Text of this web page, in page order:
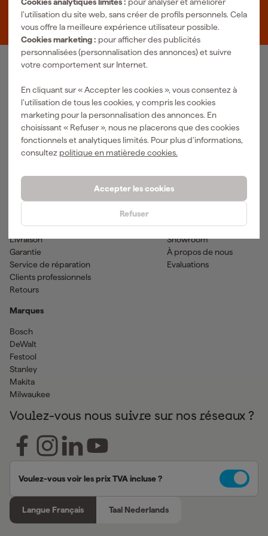
l’utilisation du site web, sans créer de profils personnels. Cela
vous offre la meilleure expérience utilisateur possible.
Cookies marketing : pour afficher des publicités
personnalisées (personnalisation des annonces) et suivre
votre comportement sur Internet.
En cliquant sur « Accepter les cookies », vous consentez à
l’utilisation de tous les cookies, y compris les cookies
marketing pour la personnalisation des annonces. En
choisissant « Refuser », nous ne placerons que des cookies
fonctionnels et analytiques limités. Pour plus d’informations,
consultez politique en matièrede cookies.
Accepter les cookies
Refuser
Zevenheuvelenweg 25
Outils pneumatiques
EPI et vêtements de travail
Outils de mesure
Outil sans-fil
Outils de jardinage
Méthodes de paiement
Livraison
Garantie
Service de réparation
Clients professionnels
Retours
Marques
Bosch
DeWalt
Festool
Stanley
Makita
Milwaukee
Fixami
Actualites
Showroom
À propos de nous
Evaluations
Voulez-vous nous suivre sur nos réseaux ?
Voulez-vous voir les prix TVA incluse ?
Langue Français Taal Nederlands